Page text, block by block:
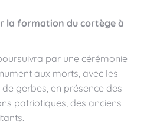
la formation du cortège à
par une cérémonie
aux morts, avec les
gerbes, en présence des
patriotiques, des anciens